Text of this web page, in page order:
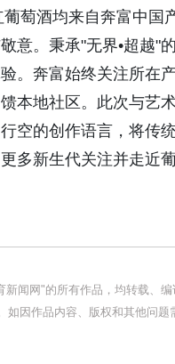
萄酒均来自奔富中
意。秉承"无界•超越"
。奔富始终关注所在
本地社区。此次与艺
空的创作语言，将传
多新生代关注并走近
新闻网"的所有作品，均转载、
如因作品内容、版权和其他问